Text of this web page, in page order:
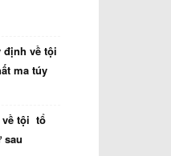
định về tội
ma túy
về tội tổ
sau